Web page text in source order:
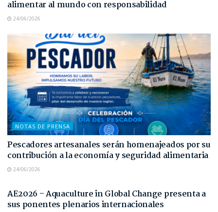
alimentar al mundo con responsabilidad
24/06/2026
NOTAS DE PRENSA
Pescadores artesanales serán homenajeados por su
contribución a la economía y seguridad alimentaria
24/06/2026
AE2026 – Aquaculture in Global Change presenta a
sus ponentes plenarios internacionales